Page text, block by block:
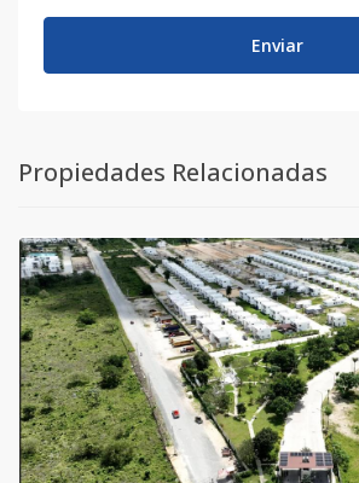
Enviar
Propiedades Relacionadas